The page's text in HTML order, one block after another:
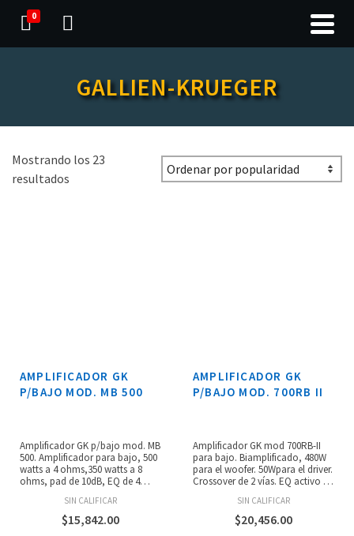
0
GALLIEN-KRUEGER
Mostrando los 23
resultados
AMPLIFICADOR GK
P/BAJO MOD. MB 500
Amplificador GK p/bajo mod. MB
500. Amplificador para bajo, 500
watts a 4 ohms,350 watts a 8
ohms, pad de 10dB, EQ de 4
salida XLR,pre/post EQ, salida
speakon. loop de efectos y salida
a audífonos, solo pesa 1.7kg!
SIN CALIFICAR
$15,842.00
AMPLIFICADOR GK
P/BAJO MOD. 700RB II
Amplificador GK mod 700RB-II
para bajo. Biamplificado, 480W
para el woofer. 50Wpara el driver.
Crossover de 2 vías. EQ activo de
expresiónpara bajos de 4 o 5
cuerdas. Ultra bajo nivel de ruido
90dB S / N. Clip LED, Pad de
SIN CALIFICAR
$20,456.00